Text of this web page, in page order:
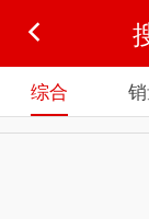
综合